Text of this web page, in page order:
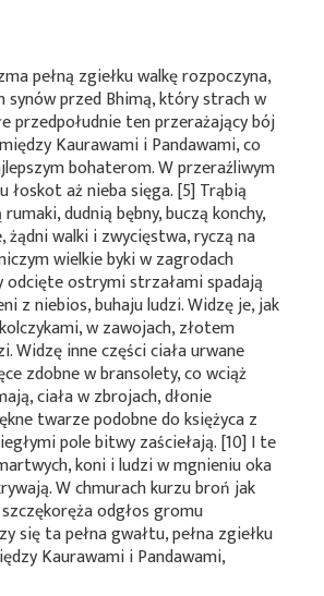
pełną zgiełku walkę rozpoczyna,
synów przed Bhimą, który strach w
przedpołudnie ten przerażający bój
Kaurawami i Pandawami, co
bohaterom. W przeraźliwym
łoskot aż nieba sięga. [5] Trąbią
dudnią bębny, buczą konchy,
żądni walki i zwycięstwa, ryczą na
wielkie byki w zagrodach
odcięte ostrymi strzałami spadają
z niebios, buhaju ludzi. Widzę je, jak
w zawojach, złotem
Widzę inne części ciała urwane
zdobne w bransolety, co wciąż
ciała w zbrojach, dłonie
twarze podobne do księżyca z
pole bitwy zaściełają. [10] I te
koni i ludzi w mgnieniu oka
W chmurach kurzu broń jak
szczękoręża odgłos gromu
się ta pełna gwałtu, pełna zgiełku
Kaurawami i Pandawami,